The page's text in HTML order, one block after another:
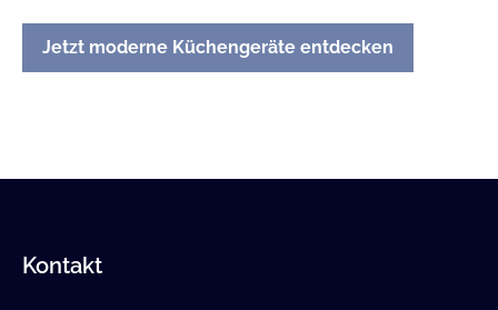
Jetzt moderne Küchengeräte entdecken
Kontakt